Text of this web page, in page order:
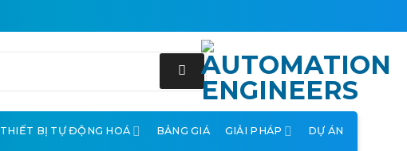
THIẾT BỊ TỰ ĐỘNG HOÁ BẢNG GIÁ GIẢI PHÁP DỰ ÁN